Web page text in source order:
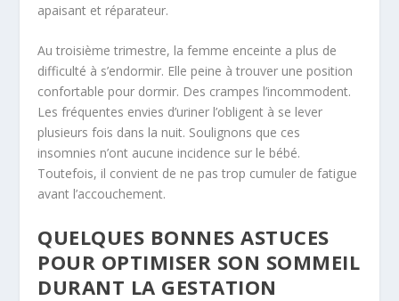
apaisant et réparateur.
Au troisième trimestre, la femme enceinte a plus de
difficulté à s’endormir. Elle peine à trouver une position
confortable pour dormir. Des crampes l’incommodent.
Les fréquentes envies d’uriner l’obligent à se lever
plusieurs fois dans la nuit. Soulignons que ces
insomnies n’ont aucune incidence sur le bébé.
Toutefois, il convient de ne pas trop cumuler de fatigue
avant l’accouchement.
QUELQUES BONNES ASTUCES
POUR OPTIMISER SON SOMMEIL
DURANT LA GESTATION